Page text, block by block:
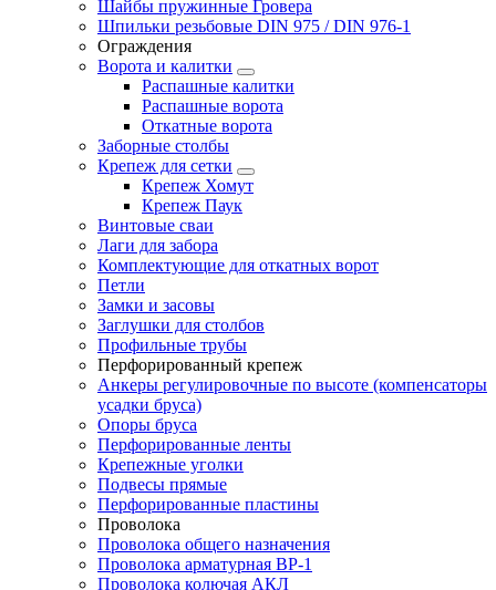
Шайбы пружинные Гровера
Шпильки резьбовые DIN 975 / DIN 976-1
Ограждения
Ворота и калитки
Распашные калитки
Распашные ворота
Откатные ворота
Заборные столбы
Крепеж для сетки
Крепеж Хомут
Крепеж Паук
Винтовые сваи
Лаги для забора
Комплектующие для откатных ворот
Петли
Замки и засовы
Заглушки для столбов
Профильные трубы
Перфорированный крепеж
Анкеры регулировочные по высоте (компенсаторы
усадки бруса)
Опоры бруса
Перфорированные ленты
Крепежные уголки
Подвесы прямые
Перфорированные пластины
Проволока
Проволока общего назначения
Проволока арматурная ВР-1
Проволока колючая АКЛ